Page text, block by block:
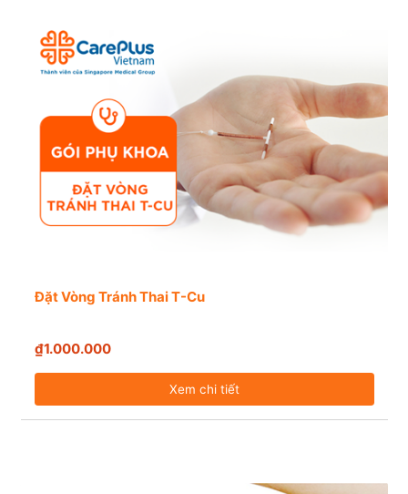
Đặt Vòng Tránh Thai T-Cu
₫1.000.000
Xem chi tiết